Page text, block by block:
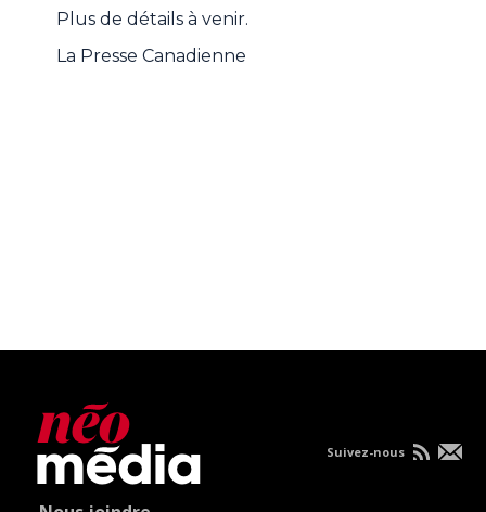
Plus de détails à venir.
La Presse Canadienne
Suivez-nous